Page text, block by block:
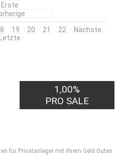
Erste
19 20 21 22
Nächste
Letzte
2,00€
PRO LEAD
1,00%
PRO SALE
für Privatanleger mit ihrem Geld Gutes